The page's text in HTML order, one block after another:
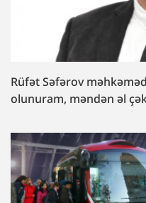
Rüfət Səfərov
olunuram, məndən əl